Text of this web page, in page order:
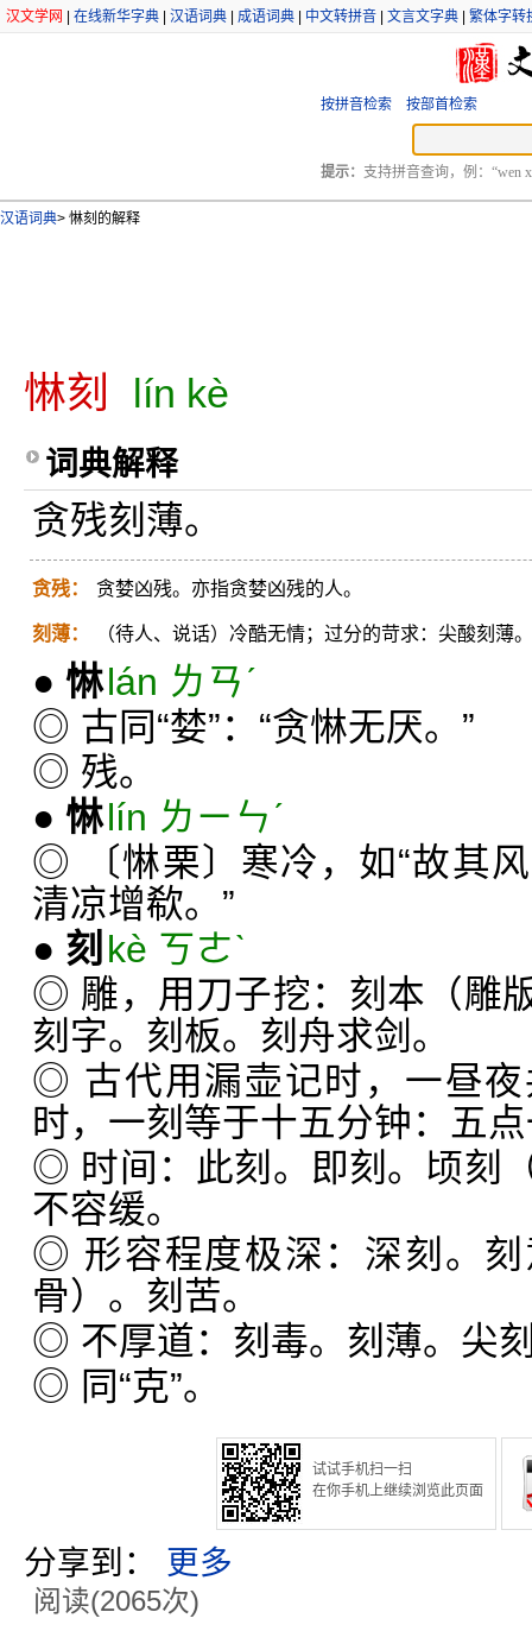
汉文学网 在线新华字典 汉语词典 成语词典 中文转拼音 文言文字典 繁体字转
按拼音检索 按部首检索
提示： 支持拼音查询，例：“wen
汉语词典> 惏刻的解释
惏刻 lín kè
词典解释
贪残刻薄。
贪残： 贪婪凶残。亦指贪婪凶残的人。
刻薄： （待人、说话）冷酷无情；过分的苛求：尖酸刻薄。
● 惏lán ㄌㄢˊ
◎ 古同“婪”：“贪惏无厌。”
◎ 残。
● 惏lín ㄌㄧㄣˊ
◎ 〔惏栗〕寒冷，如“故其
清凉增欷。”
● 刻 kè ㄎㄜˋ
◎ 雕，用刀子挖：刻本（雕
刻字。刻板。刻舟求剑。
◎ 古代用漏壶记时，一昼
时，一刻等于十五分钟：五
◎ 时间：此刻。即刻。顷刻
不容缓。
◎ 形容程度极深：深刻。
骨）。刻苦。
◎ 不厚道：刻毒。刻薄。尖
◎ 同“克”。
试试手机扫一扫
在你手机上继续浏览此页面
分享到： 更多
阅读(2065次)